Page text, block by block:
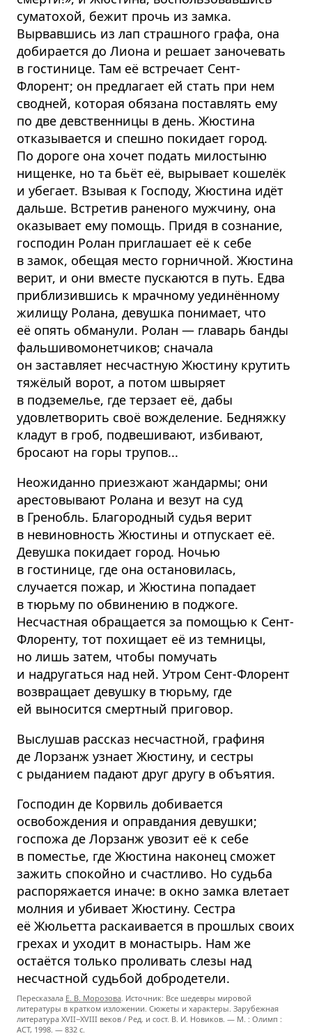
суматохой, бежит прочь из замка.
Вырвавшись из лап страшного графа, она
добирается до Лиона и решает заночевать
в гостинице. Там её встречает Сент-
Флорент; он предлагает ей стать при нем
сводней, которая обязана поставлять ему
по две девственницы в день. Жюстина
отказывается и спешно покидает город.
По дороге она хочет подать милостыню
нищенке, но та бьёт её, вырывает кошелёк
и убегает. Взывая к Господу, Жюстина идёт
дальше. Встретив раненого мужчину, она
оказывает ему помощь. Придя в сознание,
господин Ролан приглашает её к себе
в замок, обещая место горничной. Жюстина
верит, и они вместе пускаются в путь. Едва
приблизившись к мрачному уединённому
жилищу Ролана, девушка понимает, что
её опять обманули. Ролан — главарь банды
фальшивомонетчиков; сначала
он заставляет несчастную Жюстину крутить
тяжёлый ворот, а потом швыряет
в подземелье, где терзает её, дабы
удовлетворить своё вожделение. Бедняжку
кладут в гроб, подвешивают, избивают,
бросают на горы трупов...
Неожиданно приезжают жандармы; они
арестовывают Ролана и везут на суд
в Гренобль. Благородный судья верит
в невиновность Жюстины и отпускает её.
Девушка покидает город. Ночью
в гостинице, где она остановилась,
случается пожар, и Жюстина попадает
в тюрьму по обвинению в поджоге.
Несчастная обращается за помощью к Сент-
Флоренту, тот похищает её из темницы,
но лишь затем, чтобы помучать
и надругаться над ней. Утром Сент-Флорент
возвращает девушку в тюрьму, где
ей выносится смертный приговор.
Выслушав рассказ несчастной, графиня
де Лорзанж узнает Жюстину, и сестры
с рыданием падают друг другу в объятия.
Господин де Корвиль добивается
освобождения и оправдания девушки;
госпожа де Лорзанж увозит её к себе
в поместье, где Жюстина наконец сможет
зажить спокойно и счастливо. Но судьба
распоряжается иначе: в окно замка влетает
молния и убивает Жюстину. Сестра
её Жюльетта раскаивается в прошлых своих
грехах и уходит в монастырь. Нам же
остаётся только проливать слезы над
несчастной судьбой добродетели.
Пересказала Е. В. Морозова. Источник: Все шедевры мировой
литературы в кратком изложении. Сюжеты и характеры. Зарубежная
литература XVII−XVIII веков / Ред. и сост. В. И. Новиков. — М. : Олимп :
ACT, 1998. — 832 с.